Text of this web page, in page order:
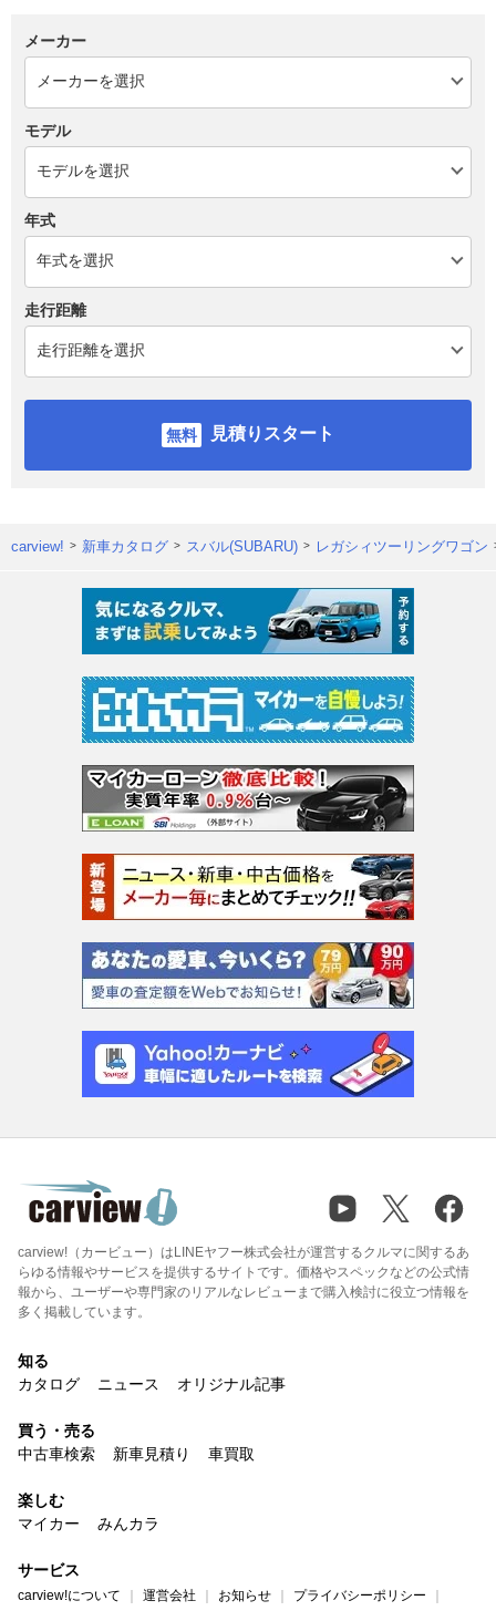
メーカー
モデル
年式
走行距離
見積りスタート
carview! 新車カタログ スバル(SUBARU) レガシィツーリングワゴン
carview!（カービュー）はLINEヤフー株式会社が運営するクルマに関するあ
らゆる情報やサービスを提供するサイトです。価格やスペックなどの公式情
報から、ユーザーや専門家のリアルなレビューまで購入検討に役立つ情報を
多く掲載しています。
知る
カタログ
ニュース オリジナル記事
買う・売る
中古車検索
新車見積り 車買取
楽しむ
マイカー
みんカラ
サービス
carview!について 運営会社 お知らせ プライバシーポリシー